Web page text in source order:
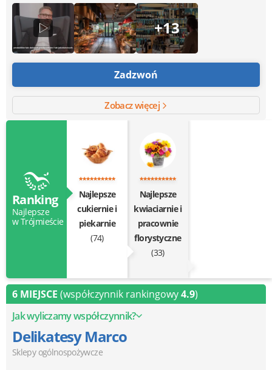
+13
Zadzwoń
Zobacz więcej
Ranking
Najlepsze
w Trójmieście
Najlepsze
cukiernie i
piekarnie
(74)
Najlepsze
kwiaciarnie i
pracownie
florystyczne
(33)
6 MIEJSCE (współczynnik rankingowy4.9)
Jak wyliczamy współczynnik?
Delikatesy Marco
Sklepy ogólnospożywcze